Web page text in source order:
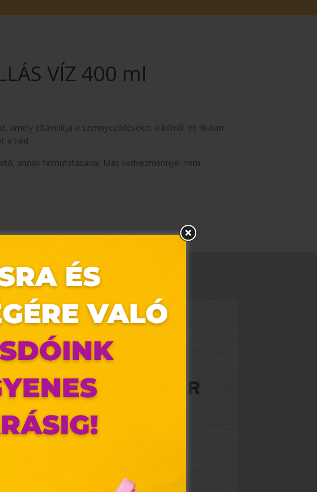
VÍZ 400 ml
amely eltávolítja a szennyeződéseket a bőrről. 98 %-ban
a tiéd.
annak felmutatásával. Más kedvezménnyel nem
Ezek olyan
Ehhez az Ön